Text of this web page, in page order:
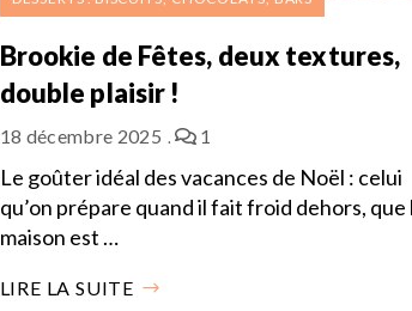
Brookie de Fêtes, deux textures,
double plaisir !
18 décembre 2025 1
Le goûter idéal des vacances de Noël : celui
qu’on prépare quand il fait froid dehors, que
maison est …
LIRE LA SUITE